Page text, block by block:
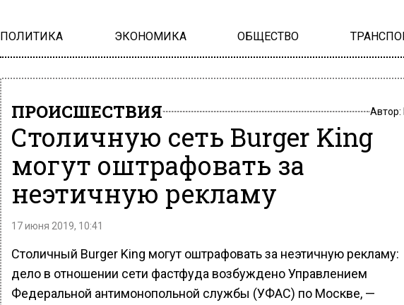
ПОЛИТИКА ЭКОНОМИКА ОБЩЕСТВО
ПРОИСШЕСТВИЯ Автор:
Столичную сеть Burger King
могут оштрафовать за
неэтичную рекламу
17 июня 2019, 10:41
Столичный Burger King могут оштрафовать за неэтичную рекламу:
дело в отношении сети фастфуда возбуждено Управлением
Федеральной антимонопольной службы (УФАС) по Москве, —